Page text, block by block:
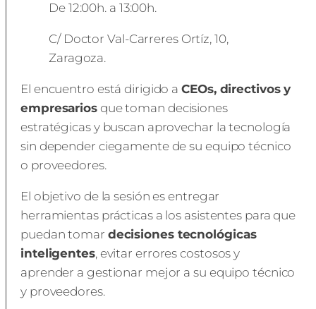
De 12:00h. a 13:00h.
C/ Doctor Val-Carreres Ortíz, 10,
Zaragoza.
El encuentro está dirigido aCEOs, directivos y
empresariosque toman decisiones
estratégicas y buscan aprovechar la tecnología
sin depender ciegamente de su equipo técnico
o proveedores.
El objetivo de la sesión es entregar
herramientas prácticas a los asistentes para que
puedan tomar decisiones tecnológicas
inteligentes, evitar errores costosos y
aprender a gestionar mejor a su equipo técnico
y proveedores.